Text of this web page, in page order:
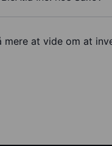
mere at vide om at